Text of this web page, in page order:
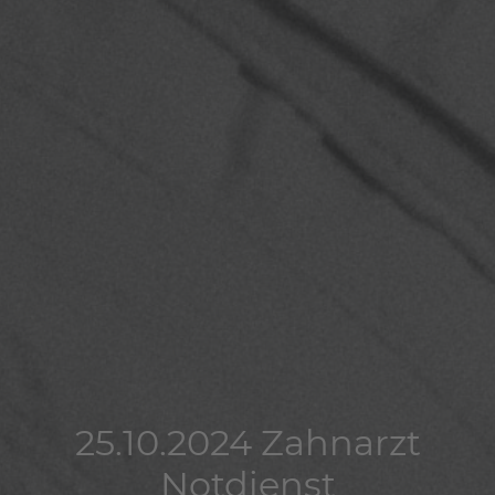
25.10.2024 Zahnarzt
Notdienst
25.10.2024 Zahnarzt
Notdienst
25.10.2024 Zahnarzt
Notdienst